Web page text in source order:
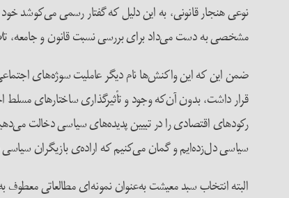
نوعی هنجار قانونی، به این دلیل که گفتار رسمی می‌کوشد
مشخصی به دست می‌داد برای بررسی نسبت قانون و جامعه،
ضمن این‌ که‌ این واکنش‌ها نام دیگر عاملیت‌ سوژه‌های
قرار داشت، بدون آن‌که وجود و تأثیرگذاری ساختارهای مسلط
رکودهای اقتصادی را در تبیین پدیده‌های سیاسی دخالت
سیاسی دل‌زده‌ایم و گمان می‌کنیم که اراده‌ی بازیگران
البته انتخاب سبد معیشت به‌عنوان نمونه‌ای مطالعاتی